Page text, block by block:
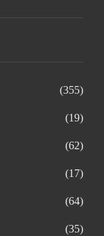
(355)
(19)
(62)
(17)
(64)
(35)